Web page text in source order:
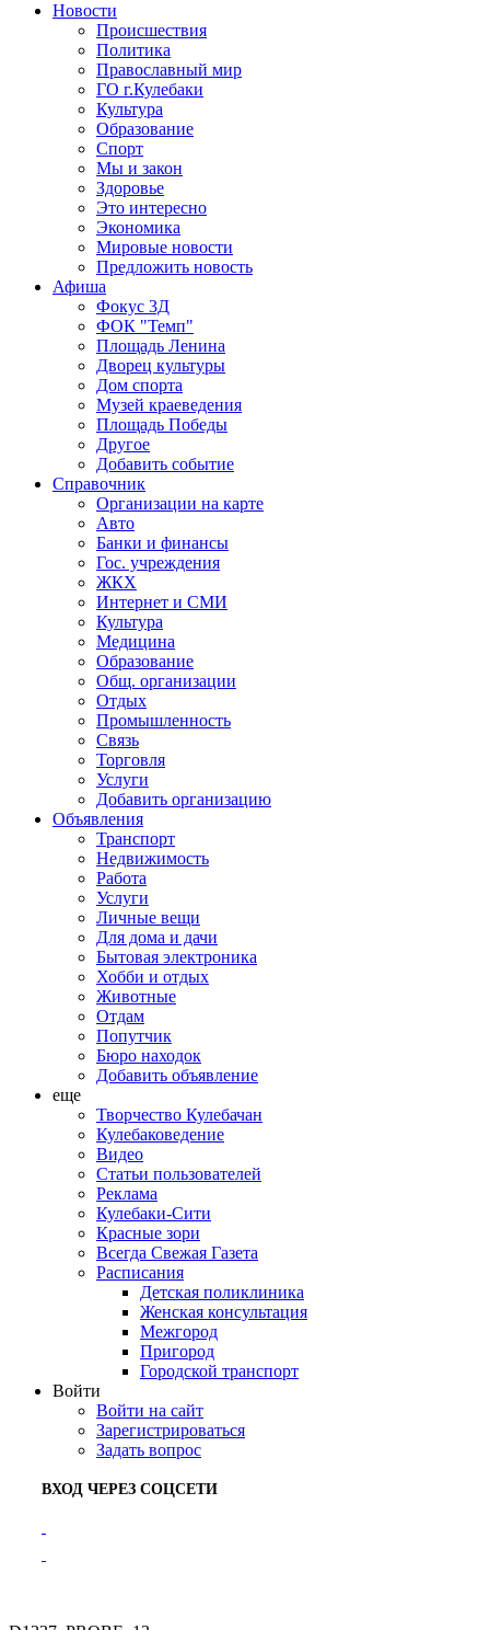
Новости
Происшествия
Политика
Православный мир
ГО г.Кулебаки
Культура
Образование
Спорт
Мы и закон
Здоровье
Это интересно
Экономика
Мировые новости
Предложить новость
Афиша
Фокус 3Д
ФОК "Темп"
Площадь Ленина
Дворец культуры
Дом спорта
Музей краеведения
Площадь Победы
Другое
Добавить событие
Справочник
Организации на карте
Авто
Банки и финансы
Гос. учреждения
ЖКХ
Интернет и СМИ
Культура
Медицина
Образование
Общ. организации
Отдых
Промышленность
Связь
Торговля
Услуги
Добавить организацию
Объявления
Транспорт
Недвижимость
Работа
Услуги
Личные вещи
Для дома и дачи
Бытовая электроника
Хобби и отдых
Животные
Отдам
Попутчик
Бюро находок
Добавить объявление
еще
Творчество Кулебачан
Кулебаковедение
Видео
Статьи пользователей
Реклама
Кулебаки-Сити
Красные зори
Всегда Свежая Газета
Расписания
Детская поликлиника
Женская консультация
Межгород
Пригород
Городской транспорт
Войти
Войти на сайт
Зарегистрироваться
Задать вопрос
ВХОД ЧЕРЕЗ СОЦСЕТИ